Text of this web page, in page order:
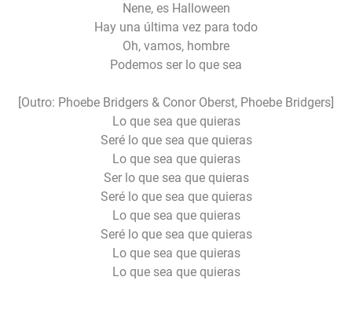
Nene, es Halloween
Hay una última vez para todo
Oh, vamos, hombre
Podemos ser lo que sea
[Outro: Phoebe Bridgers & Conor Oberst, Phoebe Bridgers]
Lo que sea que quieras
Seré lo que sea que quieras
Lo que sea que quieras
Ser lo que sea que quieras
Seré lo que sea que quieras
Lo que sea que quieras
Seré lo que sea que quieras
Lo que sea que quieras
Lo que sea que quieras